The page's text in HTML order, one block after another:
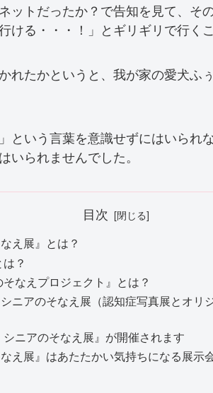
ットだったか？で告知を見て、そ
ける・・・！」とギリギリで行く
れたかというと、我が家の愛犬ふ
という言葉を意識せずにはいられ
いられませんでした。
目次
え展』とは？
？
なえプロジェクト』とは？
ニアのそなえ展（認知症写真展とオリ
ニアのそなえ展』が開催されます
え展』はあたたかい気持ちになる展示